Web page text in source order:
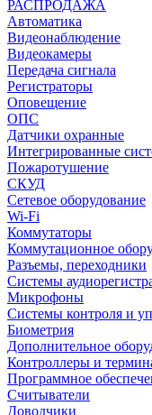
РАСПРОДАЖА
Автоматика
Видеонаблюдение
Видеокамеры
Передача сигнала
Регистраторы
Оповещение
ОПС
Датчики охранные
Интегрированные
Пожаротушение
СКУД
Сетевое оборудование
Wi-Fi
Коммутаторы
Коммутационное
Разъемы, переходники
Системы
Микрофоны
Системы контроля и
Биометрия
Дополнительное
Контроллеры и
Программное
Считыватели
Доводчики